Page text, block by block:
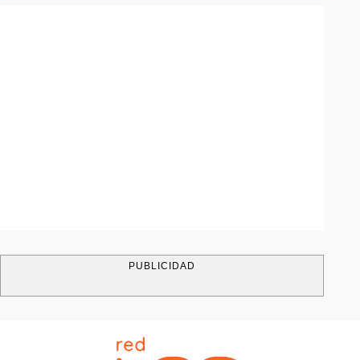
PUBLICIDAD